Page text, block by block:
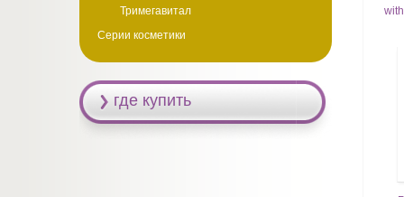
Тримегавитал
Серии косметики
где купить